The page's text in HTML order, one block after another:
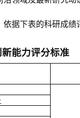
据下表的科研成
能力评分标准